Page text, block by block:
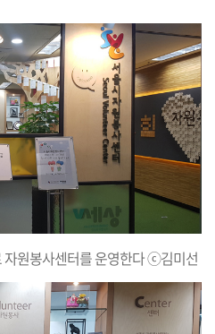
자원봉사센터를 운영한다 ⓒ김미선